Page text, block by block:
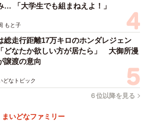
… 「大学生でも組まねえよ！」
もと子
総走行距離17万キロのホンダレジェン
どなたか欲しい方が居たら」 大御所漫
譲渡の意向
どなトピック
６位以降を見る
まいどなファミリー